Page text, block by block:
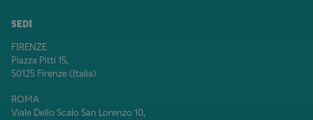
SEDI
FIRENZE
Piazza Pitti 15,
50125 Firenze (Italia)
ROMA
Viale Dello Scalo San Lorenzo 10,